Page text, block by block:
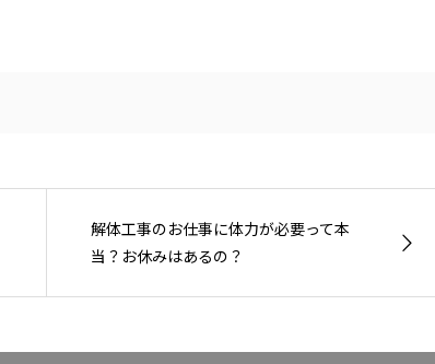
解体工事のお仕事に体力が必要って本
当？お休みはあるの？